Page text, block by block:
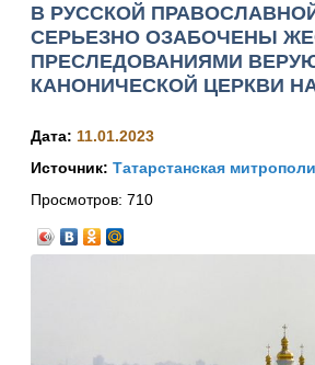
В РУССКОЙ
СЕРЬЕЗНО ОЗАБОЧЕНЫ
ПРЕСЛЕДОВАНИЯМИ
КАНОНИЧЕСКОЙ ЦЕРКВИ
Дата: 11.01.2023
Источник: Татарстанская
Просмотров: 710